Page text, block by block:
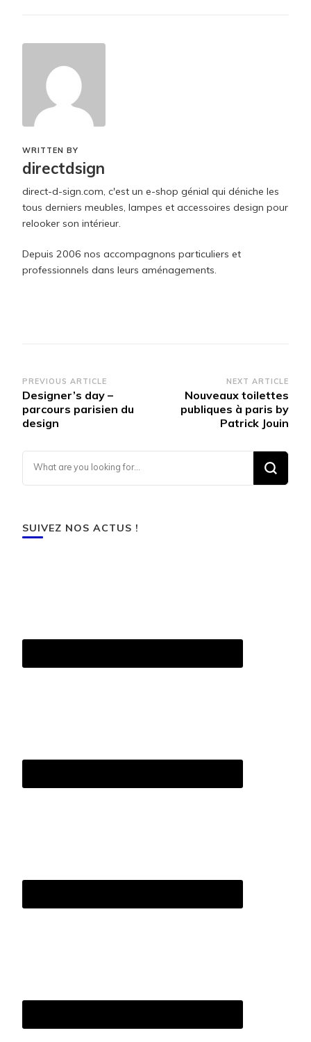
WRITTEN BY
directdsign
direct-d-sign.com, c'est un e-shop génial qui déniche les
tous derniers meubles, lampes et accessoires design pour
relooker son intérieur.
Depuis 2006 nos accompagnons particuliers et
professionnels dans leurs aménagements.
Post
Navigation
PREVIOUS ARTICLE
Designer’s day –
parcours parisien du
design
NEXT ARTICLE
Nouveaux toilettes
publiques à paris by
Patrick Jouin
SUIVEZ NOS ACTUS !